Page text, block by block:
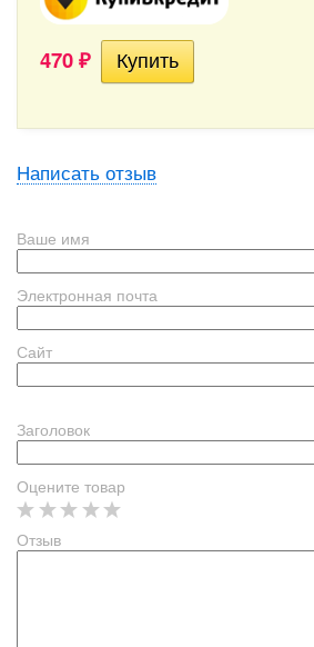
470 ₽
Написать отзыв
Ваше имя
Электронная почта
Сайт
Заголовок
Оцените товар
Отзыв